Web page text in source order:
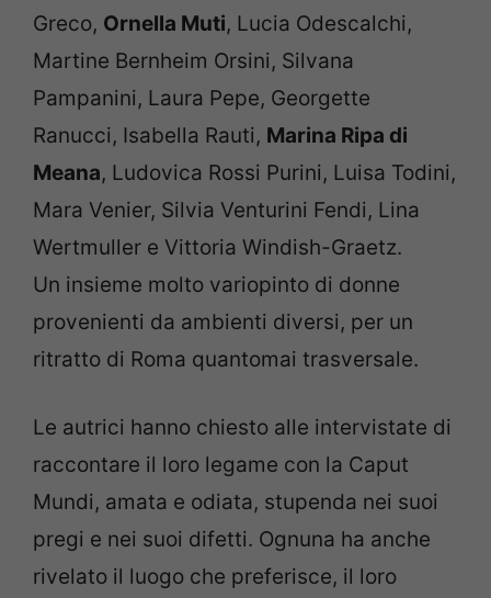
Greco, Ornella Muti, Lucia Odescalchi,
Martine Bernheim Orsini, Silvana
Pampanini, Laura Pepe, Georgette
Ranucci, Isabella Rauti, Marina Ripa di
Meana, Ludovica Rossi Purini, Luisa Todini,
Mara Venier, Silvia Venturini Fendi, Lina
Wertmuller e Vittoria Windish-Graetz.
Un insieme molto variopinto di donne
provenienti da ambienti diversi, per un
ritratto di Roma quantomai trasversale.
Le autrici hanno chiesto alle intervistate di
raccontare il loro legame con la Caput
Mundi, amata e odiata, stupenda nei suoi
pregi e nei suoi difetti. Ognuna ha anche
rivelato il luogo che preferisce, il loro